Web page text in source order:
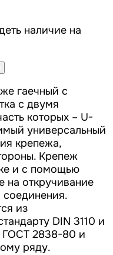
наличие на
гаечный с
с двумя
которых – U-
универсальный
крепежа,
Крепеж
и с помощью
на откручивание
соединения.
из
DIN 3110 и
ГОСТ 2838-80 и
ряду.